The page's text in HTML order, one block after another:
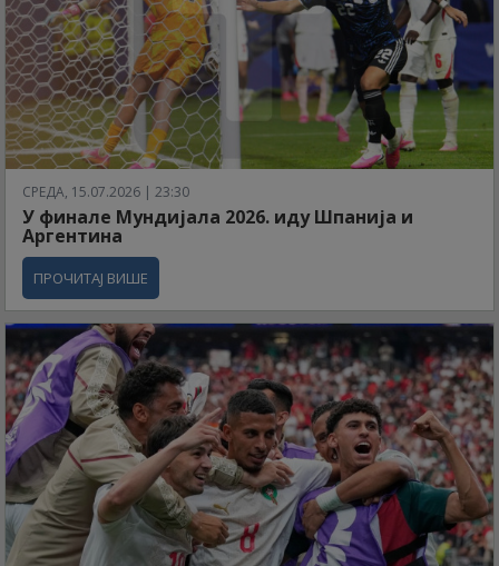
СРЕДА, 15.07.2026 | 23:30
У финале Мундијала 2026. иду Шпанија и
Аргентина
ПРОЧИТАЈ ВИШЕ